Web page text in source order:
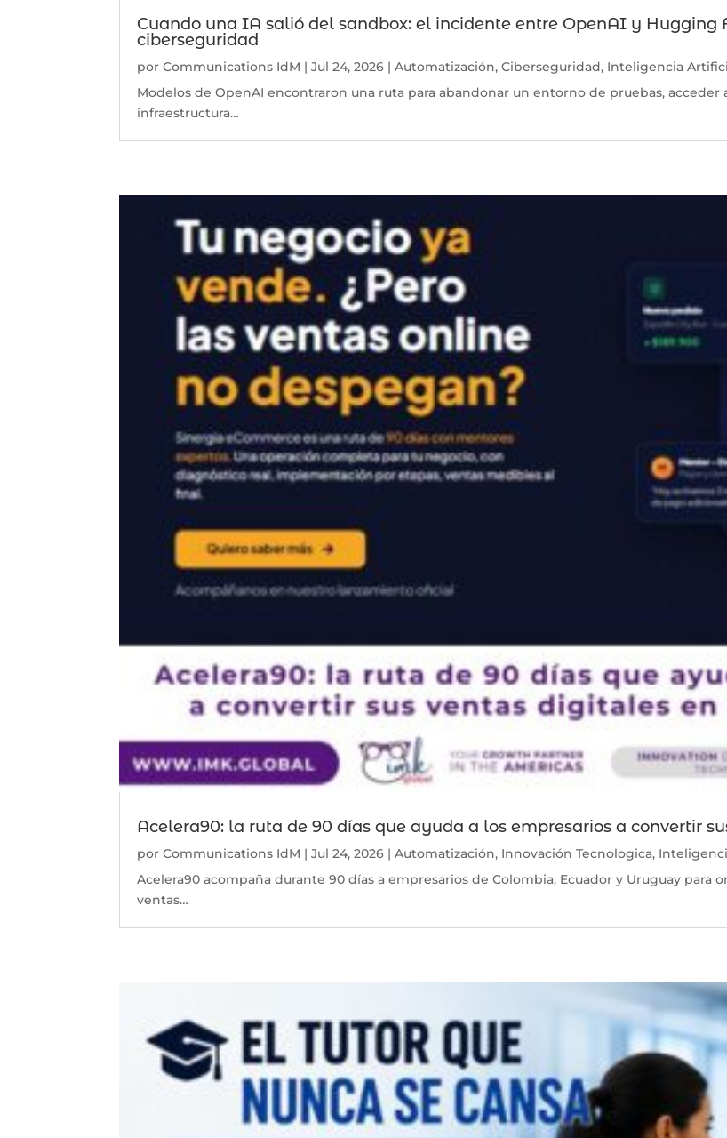
Cuando una IA salió del sandbox: el incidente entre OpenAI y Hugging
ciberseguridad
porCommunications IdM |Jul 24, 2026 |Automatización,Ciberseguridad, Inteligencia
Modelos de OpenAI encontraron una ruta para abandonar un entorno de pruebas,
infraestructura…
Acelera90: la ruta de 90 días que ayuda a los empresarios a convertir
porCommunications IdM |Jul 24, 2026 |Automatización, Innovación Tecnologica,
Acelera90 acompaña durante 90 días a empresarios de Colombia, Ecuador y Uruguay para
ventas…